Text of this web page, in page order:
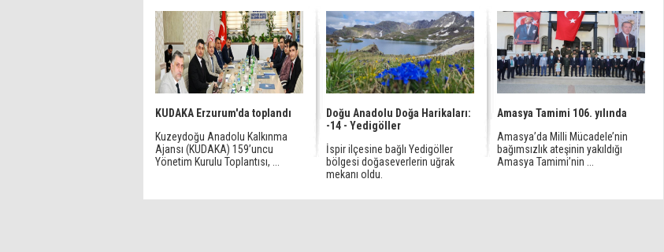
KUDAKA Erzurum'da toplandı
Kuzeydoğu Anadolu Kalkınma
Ajansı (KUDAKA) 159’uncu
Yönetim Kurulu Toplantısı, ...
Doğu Anadolu Doğa Harikaları:
-14 - Yedigöller
İspir ilçesine bağlı Yedigöller
bölgesi doğaseverlerin uğrak
mekanı oldu.
Amasya Tamimi 106. yılında
Amasya’da Milli Mücadele’nin
bağımsızlık ateşinin yakıldığı
Amasya Tamimi’nin ...